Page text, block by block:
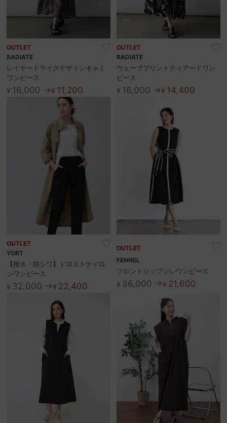
OUTLET
RADIATE
レイヤードライクデザインキャミ
ワンピース
¥16,000 →¥11,200
OUTLET
RADIATE
ウェーブプリントティアードワン
ピース
¥16,000 →¥14,400
OUTLET
YORT
【撥水・防シワ】ドロストナイロ
ンワンピース
¥32,000 →¥22,400
OUTLET
FENNEL
フロントジップジレワンピース
¥36,000 →¥21,600